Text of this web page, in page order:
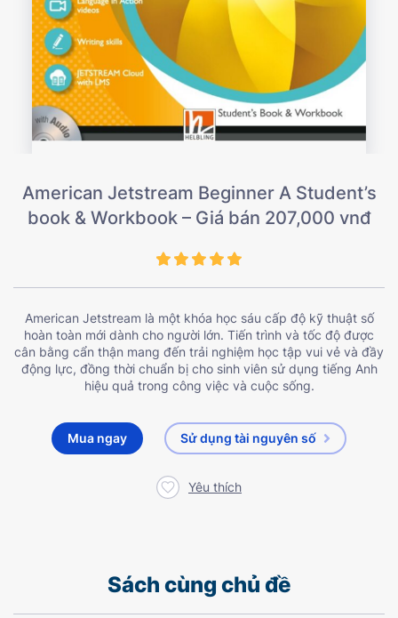
American Jetstream Beginner A Student’s
book & Workbook – Giá bán 207,000 vnđ
American Jetstream là một khóa học sáu cấp độ kỹ thuật số
hoàn toàn mới dành cho người lớn. Tiến trình và tốc độ được
cân bằng cẩn thận mang đến trải nghiệm học tập vui vẻ và đầy
động lực, đồng thời chuẩn bị cho sinh viên sử dụng tiếng Anh
hiệu quả trong công việc và cuộc sống.
Mua ngay Sử dụng tài nguyên số
Yêu thích
Sách cùng chủ đề